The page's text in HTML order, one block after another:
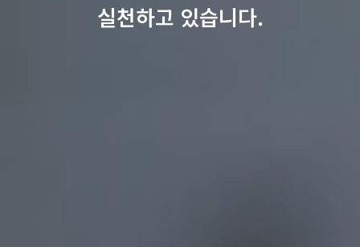
실천하고 있습니다.